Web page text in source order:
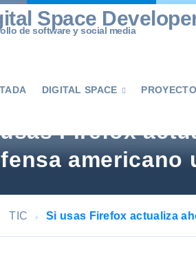
Space
de software y social media
DIGITAL SPACE 
Firefox
americano
TIC Si usas Firefox actualiza